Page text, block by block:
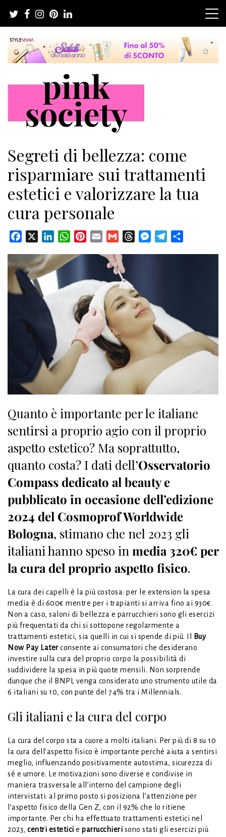
contenuto
Pink Society
Segreti di bellezza: come
risparmiare sui trattamenti
estetici e valorizzare la tua
cura personale
Facebook LinkedInWhatsAppPinterest
Email Gmail ThreadsMessenger
Telegram
Quanto è importante per le italiane
sentirsi a proprio agio con il proprio
aspetto estetico? Ma soprattutto,
quanto costa? I dati dell’Osservatorio
Compass dedicato al beauty e
pubblicato in occasione dell’edizione
2024 del Cosmoprof Worldwide
Bologna, stimano che nel 2023 gli
italiani hanno speso in media 320€ per
la cura del proprio aspetto fisico.
La cura dei capelli è la più costosa: per le extension la spesa
media è di 600€ mentre per i trapianti si arriva fino ai 930€.
Non a caso, saloni di bellezza e parrucchieri sono gli esercizi
più frequentati da chi si sottopone regolarmente a
trattamenti estetici, sia quelli in cui si spende di più. Il
Buy
Now Pay Laterconsente ai consumatori che desiderano
investire sulla cura del proprio corpo la possibilità di
suddividere la spesa in più quote mensili. Non sorprende
dunque che il BNPL venga considerato uno strumento utile da
6 italiani su 10, con punte del 74% tra i Millennials.
Gli italiani e la cura del corpo
La cura del corpo sta a cuore a molti italiani. Per più di 8 su 10
la cura dell’aspetto fisico è importante perché aiuta a sentirsi
meglio, influenzando positivamente autostima, sicurezza di
sé e umore. Le motivazioni sono diverse e condivise in
maniera trasversale all’interno del campione degli
intervistati: al primo posto si posiziona l’attenzione per
l’aspetto fisico della Gen Z, con il 92% che lo ritiene
importante. Per chi ha effettuato trattamenti estetici nel
2023, centri estetici e parrucchieri sono stati gli esercizi più